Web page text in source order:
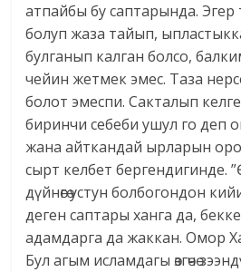
атпайбы бу саптарында.
болуп жаза тайып,
булганып калган болсо,
чейин жетмек эмес. Таза
болот эмеспи. Сакталып
биринчи себеби ушул го деп
жана айткандай ырларын
сырт келбет бергендигинде.
дүйнөгө устун болбогондон
деген саптары ханга да,
адамдарга да жаккан. Омор
Бул агым исламдагы өзгөчө